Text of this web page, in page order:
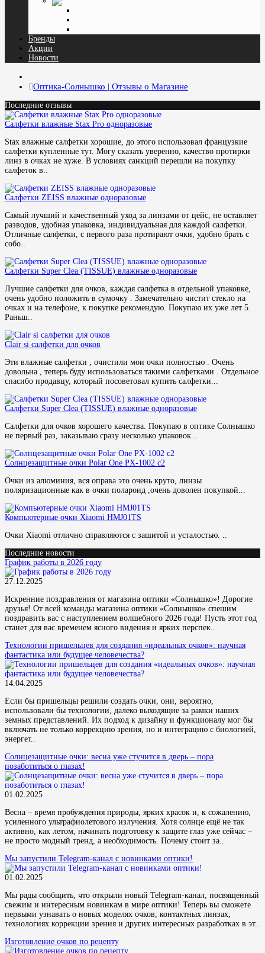
Бренды
Акции
Новости
Оптика-Солнышко | Отзывы о Магазине
Последние отзывы
Салфетки влажные Stax Pro одноразовые
Stax влажные салфетки хорошие, до этого использовал французкие
салфетки купленные тут. Могу сказать уверенно, качество протирки
линз в очках не хуже. В условиях санкций перешли на покупку
салфеток в..
Салфетки ZEISS влажные одноразовые
Самый лучший и качественный уход за линзами от цейс, не оставляет
разводов, удобная упаковка, индивидуальная для каждой салфетки.
Отличные салфетки, с первого раза протирают очки, удобно брать с
собо..
Салфетки Super Clea (TISSUE) влажные одноразовые
Лучшие салфетки для очков, каждая салфетка в отдельной упаковке,
очень удобно положить в сумочку . Замечательно чистит стекло на
очках и на телефоне, к покупке рекомендую. Покупаю их уже лет 5.
Раньш..
Clair si салфетки для очков
Эти влажные салфетки , очистили мои очки полностью . Очень
довольна , теперь буду использоваться такими салфетками . Отдельное
спасибо продавцу, который посоветовал купить салфетки...
Салфетки Super Clea (TISSUE) влажные одноразовые
Салфетки для очков хорошего качества. Покупаю в оптике Солнышко
не первый раз, заказываю сразу несколько упаковок...
Солнцезащитные очки Polar One PX-1002 c2
Очки из алюминия, вся оправа это очень круто, линзы
поляризационные как в очки полароид ,очень доволен покупкой...
Компьютерные очки Xiaomi HMJ01TS
Очки Xiaomi отлично справляются с зашитой и усталостью. ..
Последние новости
График работы в 2026 году
27.12.2025
Искренние поздравления от магазина оптики «Солнышко»! Дорогие
друзья! От всей команды магазина оптики «Солнышко» спешим
поздравить вас с наступлением волшебного 2026 года! Пусть этот год
станет для вас временем ясного видения и ярких перспек..
Технологии пришельцев для создания «идеальных очков»: научная
фантастика или будущее человечества?
14.04.2025
Если бы пришельцы решили создать очки, они, вероятно,
использовали бы технологии, далеко выходящие за рамки наших
земных представлений. Их подход к дизайну и функционалу мог бы
включать не только коррекцию зрения, но и интеграцию с биологией,
энергет..
Солнцезащитные очки: весна уже стучится в дверь – пора
позаботиться о глазах!
01.02.2025
Весна – время пробуждения природы, ярких красок и, к сожалению,
усиленного ультрафиолетового излучения. Хотя солнце ещё не так
активно, как летом, начинать подготовку к защите глаз уже сейчас –
не просто модный тренд, а необходимость. Почему стоит за..
Мы запустили Telegram-канал с новинками оптики!
01.02.2025
Мы рады сообщить, что открыли новый Telegram-канал, посвященный
свежим и интересным новинкам в мире оптики! Теперь вы сможете
первыми узнавать о новых моделях очков, контактных линзах,
технологиях коррекции зрения и других интересных разработках в эт..
Изготовление очков по рецепту